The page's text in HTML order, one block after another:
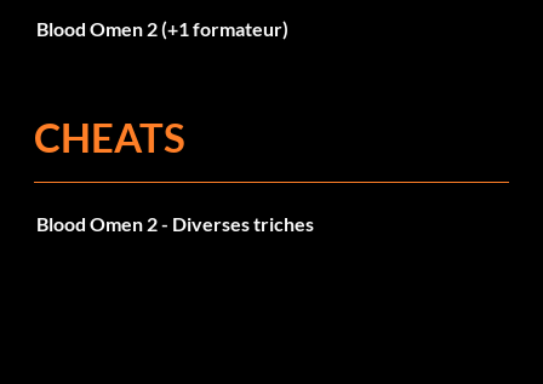
Blood Omen 2 (+1 formateur)
CHEATS
Blood Omen 2 - Diverses triches